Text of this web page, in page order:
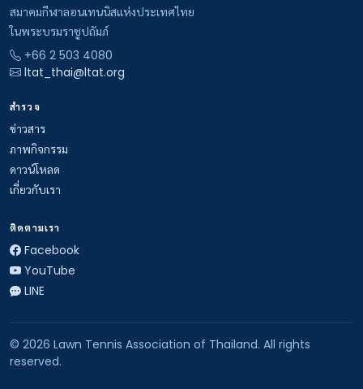
สมาคมกีฬาลอนเทนนิสแห่งประเทศไทย
ในพระบรมราชูปถัมภ์
+66 2 503 4080
ltat_thai@ltat.org
สำรวจ
ข่าวสาร
ภาพกิจกรรม
ดาวน์โหลด
เกี่ยวกับเรา
ติดตามเรา
Facebook
YouTube
LINE
© 2026 Lawn Tennis Association of Thailand. All rights
reserved.